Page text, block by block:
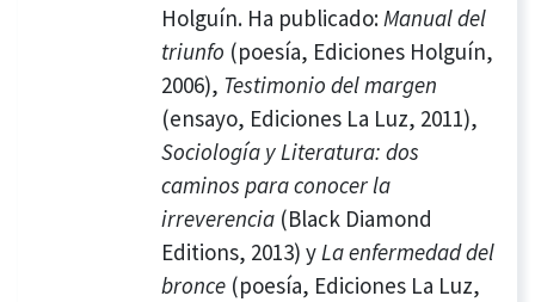
Holguín. Ha publicado: Manual del
triunfo (poesía, Ediciones Holguín,
2006), Testimonio del margen
(ensayo, Ediciones La Luz, 2011),
Sociología y Literatura: dos
caminos para conocer la
irreverencia(Black Diamond
Editions, 2013) y La enfermedad del
bronce(poesía, Ediciones La Luz,